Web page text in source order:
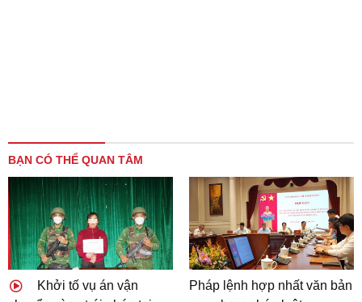
BẠN CÓ THỂ QUAN TÂM
Khởi tố vụ án vận
Pháp lệnh hợp nhất văn bản